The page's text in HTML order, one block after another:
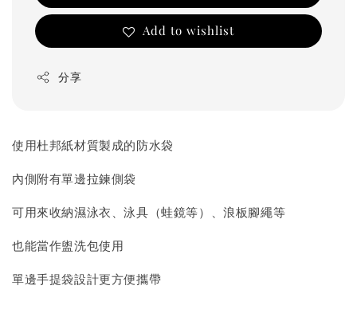
Add to wishlist
分享
使用杜邦紙材質製成的防水袋
內側附有單邊拉鍊側袋
可用來收納濕泳衣、泳具（蛙鏡等）、浪板腳繩等
也能當作盥洗包使用
單邊手提袋設計更方便攜帶